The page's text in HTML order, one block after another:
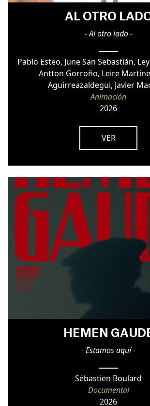
AL OTRO
- Al otro lado -
Pablo Esteo, June San Sebastián,
Antton Gorroño, Leire
Aguirreazaldegui, Javier
Animación
2026
VER
HEMEN
- Estamos aquí -
Sébastien Boulard
Documental
2026